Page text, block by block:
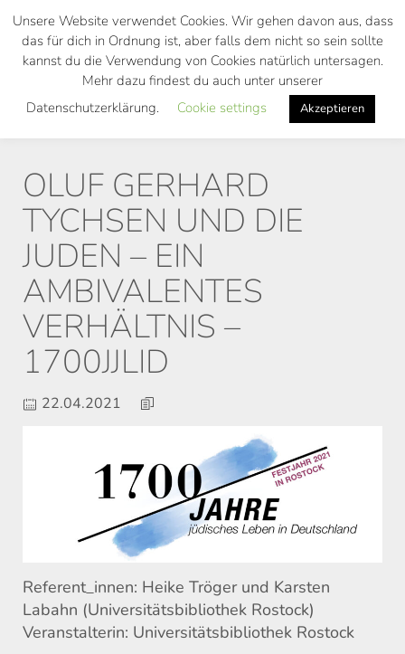
Skip
main
OLUF GERHARD
TYCHSEN UND DIE
JUDEN – EIN
AMBIVALENTES
VERHÄLTNIS –
1700JJLID
22.04.2021
Referent_innen: Heike Tröger und Karsten
Labahn (Universitätsbibliothek Rostock)
Veranstalterin: Universitätsbibliothek Rostock
Unsere Website verwendet Cookies. Wir gehen davon aus, dass
das für dich in Ordnung ist, aber falls dem nicht so sein sollte
kannst du die Verwendung von Cookies natürlich untersagen.
Mehr dazu findest du auch unter unserer
Datenschutzerklärung.
Cookie settings Akzeptieren